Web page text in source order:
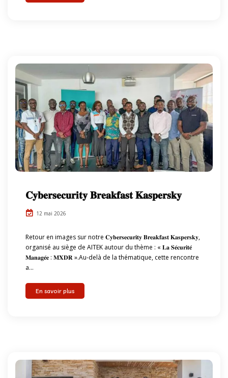
𝐂𝐲𝐛𝐞𝐫𝐬𝐞𝐜𝐮𝐫𝐢𝐭𝐲 𝐁𝐫𝐞𝐚𝐤𝐟𝐚𝐬𝐭 𝐊𝐚𝐬𝐩𝐞𝐫𝐬𝐤𝐲
12 mai 2026
Retour en images sur notre 𝐂𝐲𝐛𝐞𝐫𝐬𝐞𝐜𝐮𝐫𝐢𝐭𝐲 𝐁𝐫𝐞𝐚𝐤𝐟𝐚𝐬𝐭 𝐊𝐚𝐬𝐩𝐞𝐫𝐬𝐤𝐲,
organisé au siège de AITEK autour du thème : « 𝐋𝐚 𝐒𝐞́𝐜𝐮𝐫𝐢𝐭𝐞́
𝐌𝐚𝐧𝐚𝐠𝐞́𝐞 : 𝐌𝐗𝐃𝐑 ».Au-delà de la thématique, cette rencontre
a...
En savoir plus